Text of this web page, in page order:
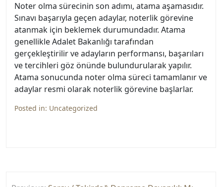
Noter olma sürecinin son adımı, atama aşamasıdır.
Sınavı başarıyla geçen adaylar, noterlik görevine
atanmak için beklemek durumundadır. Atama
genellikle Adalet Bakanlığı tarafından
gerçekleştirilir ve adayların performansı, başarıları
ve tercihleri göz önünde bulundurularak yapılır.
Atama sonucunda noter olma süreci tamamlanır ve
adaylar resmi olarak noterlik görevine başlarlar.
Posted in: Uncategorized